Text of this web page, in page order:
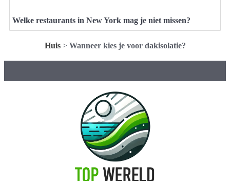
Welke restaurants in New York mag je niet missen?
Huis> Wanneer kies je voor dakisolatie?